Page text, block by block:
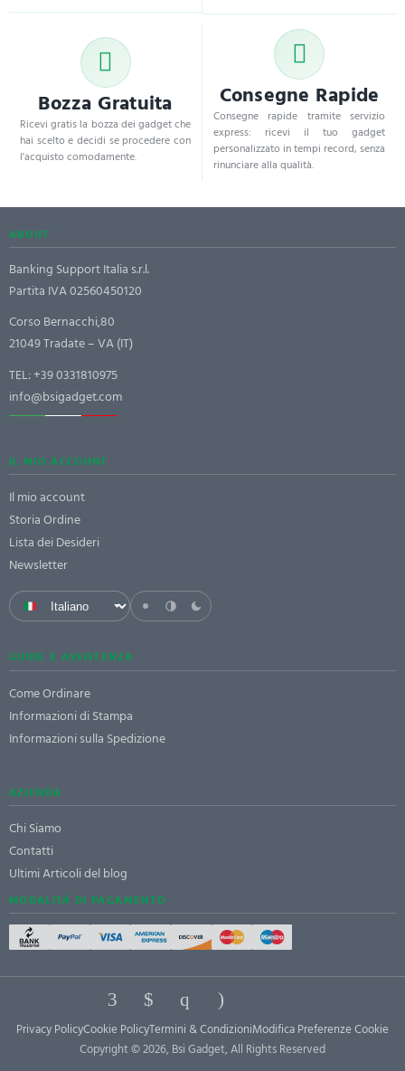
Bozza Gratuita
Ricevi gratis la bozza dei gadget che
hai scelto e decidi se procedere con
l'acquisto comodamente.
Consegne Rapide
Consegne rapide tramite servizio
express: ricevi il tuo gadget
personalizzato in tempi record, senza
rinunciare alla qualità.
ABOUT
Banking Support Italia s.r.l.
Partita IVA 02560450120
Corso Bernacchi,80
21049 Tradate – VA (IT)
TEL:+39 0331810975
info@bsigadget.com
IL MIO ACCOUNT
Il mio account
Storia Ordine
Lista dei Desideri
Newsletter
GUIDE E ASSISTENZA
Come Ordinare
Informazioni di Stampa
Informazioni sulla Spedizione
AZIENDA
Chi Siamo
Contatti
Ultimi Articoli del blog
MODALITÀ DI PAGAMENTO
Privacy PolicyCookie PolicyTermini & CondizioniModifica Preferenze Cookie
Copyright © 2026, Bsi Gadget, All Rights Reserved